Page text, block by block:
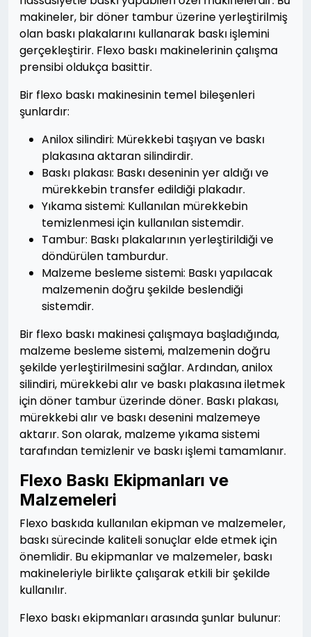
makineler, bir döner tambur üzerine yerleştirilmiş
olan baskı plakalarını kullanarak baskı işlemini
gerçekleştirir. Flexo baskı makinelerinin çalışma
prensibi oldukça basittir.
Bir flexo baskı makinesinin temel bileşenleri
şunlardır:
Anilox silindiri: Mürekkebi taşıyan ve baskı
plakasına aktaran silindirdir.
Baskı plakası: Baskı deseninin yer aldığı ve
mürekkebin transfer edildiği plakadır.
Yıkama sistemi: Kullanılan mürekkebin
temizlenmesi için kullanılan sistemdir.
Tambur: Baskı plakalarının yerleştirildiği ve
döndürülen tamburdur.
Malzeme besleme sistemi: Baskı yapılacak
malzemenin doğru şekilde beslendiği
sistemdir.
Bir flexo baskı makinesi çalışmaya başladığında,
malzeme besleme sistemi, malzemenin doğru
şekilde yerleştirilmesini sağlar. Ardından, anilox
silindiri, mürekkebi alır ve baskı plakasına iletmek
için döner tambur üzerinde döner. Baskı plakası,
mürekkebi alır ve baskı desenini malzemeye
aktarır. Son olarak, malzeme yıkama sistemi
tarafından temizlenir ve baskı işlemi tamamlanır.
Flexo Baskı Ekipmanları ve
Malzemeleri
Flexo baskıda kullanılan ekipman ve malzemeler,
baskı sürecinde kaliteli sonuçlar elde etmek için
önemlidir. Bu ekipmanlar ve malzemeler, baskı
makineleriyle birlikte çalışarak etkili bir şekilde
kullanılır.
Flexo baskı ekipmanları arasında şunlar bulunur: